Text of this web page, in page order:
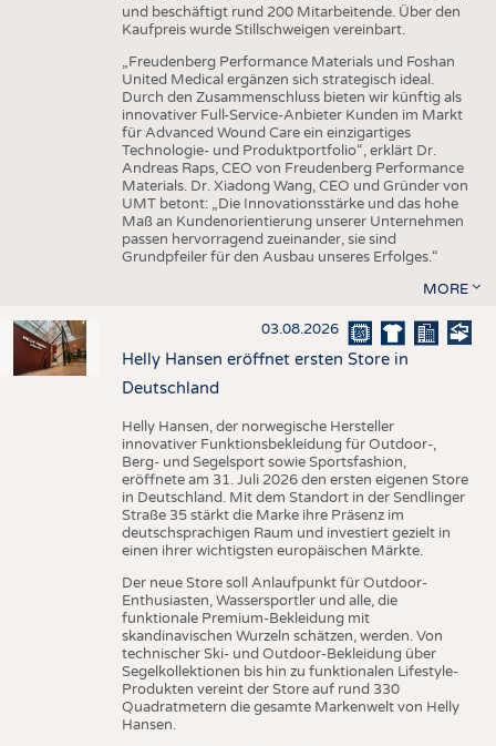
und beschäftigt rund 200 Mitarbeitende. Über den
Kaufpreis wurde Stillschweigen vereinbart.
„Freudenberg Performance Materials und Foshan
United Medical ergänzen sich strategisch ideal.
Durch den Zusammenschluss bieten wir künftig als
innovativer Full-Service-Anbieter Kunden im Markt
für Advanced Wound Care ein einzigartiges
Technologie- und Produktportfolio“, erklärt Dr.
Andreas Raps, CEO von Freudenberg Performance
Materials. Dr. Xiadong Wang, CEO und Gründer von
UMT betont: „Die Innovationsstärke und das hohe
Maß an Kundenorientierung unserer Unternehmen
passen hervorragend zueinander, sie sind
Grundpfeiler für den Ausbau unseres Erfolges.“
MORE
03.08.2026
Helly Hansen eröffnet ersten Store in
Deutschland
Helly Hansen, der norwegische Hersteller
innovativer Funktionsbekleidung für Outdoor-,
Berg- und Segelsport sowie Sportsfashion,
eröffnete am 31. Juli 2026 den ersten eigenen Store
in Deutschland. Mit dem Standort in der Sendlinger
Straße 35 stärkt die Marke ihre Präsenz im
deutschsprachigen Raum und investiert gezielt in
einen ihrer wichtigsten europäischen Märkte.
Der neue Store soll Anlaufpunkt für Outdoor-
Enthusiasten, Wassersportler und alle, die
funktionale Premium-Bekleidung mit
skandinavischen Wurzeln schätzen, werden. Von
technischer Ski- und Outdoor-Bekleidung über
Segelkollektionen bis hin zu funktionalen Lifestyle-
Produkten vereint der Store auf rund 330
Quadratmetern die gesamte Markenwelt von Helly
Hansen.